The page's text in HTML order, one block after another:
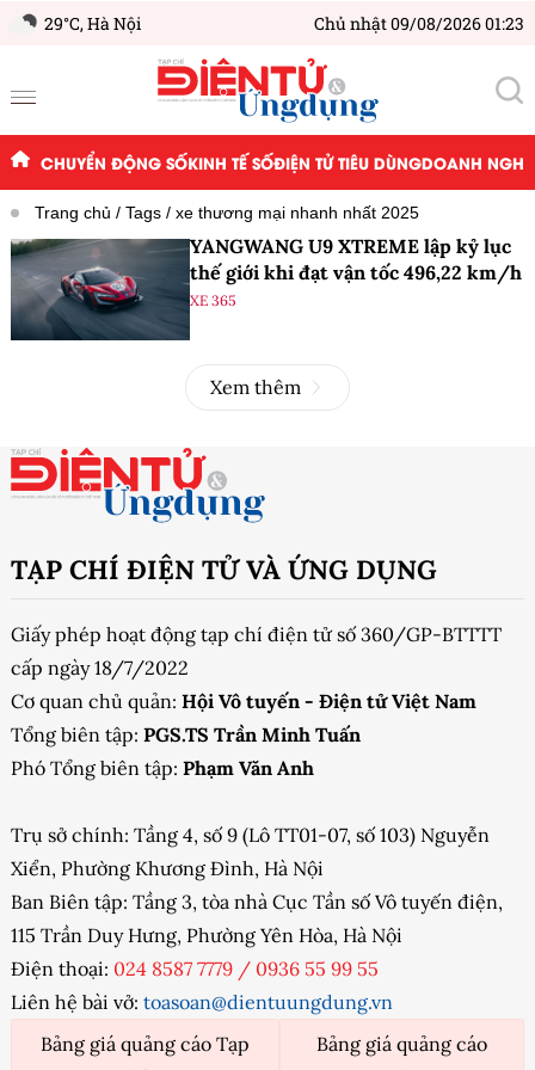
29°C,Hà Nội Chủ nhật 09/08/2026 01:23
CHUYỂN ĐỘNG SỐKINH TẾ SỐĐIỆN TỬ TIÊU DÙNGDOANH
Trang chủ Tags xe thương mại nhanh nhất 2025
YANGWANG U9 XTREME lập kỷ lục
thế giới khi đạt vận tốc 496,22 km/h
XE 365
Xem thêm
TẠP CHÍ ĐIỆN TỬ VÀ ỨNG DỤNG
Giấy phép hoạt động tạp chí điện tử số 360/GP-BTTTT
cấp ngày 18/7/2022
Cơ quan chủ quản: Hội Vô tuyến - Điện tử Việt Nam
Tổng biên tập: PGS.TS Trần Minh Tuấn
Phó Tổng biên tập: Phạm Văn Anh
Trụ sở chính: Tầng 4, số 9 (Lô TT01-07, số 103) Nguyễn
Xiển, Phường Khương Đình, Hà Nội
Ban Biên tập: Tầng 3, tòa nhà Cục Tần số Vô tuyến điện,
115 Trần Duy Hưng, Phường Yên Hòa, Hà Nội
Điện thoại: 024 8587 7779 / 0936 55 99 55
Liên hệ bài vở: toasoan@dientuungdung.vn
Bảng giá quảng cáo Tạp
Bảng giá quảng cáo